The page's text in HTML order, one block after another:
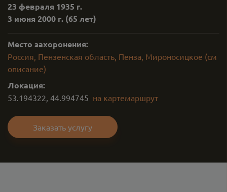
23 февраля 1935 г.
3 июня 2000 г. (65 лет)
Место захоронения:
Россия, Пензенская область, Пенза, Мироносицкое (см
описание)
Локация:
53.194322, 44.994745 на картемаршрут
Заказать услугу